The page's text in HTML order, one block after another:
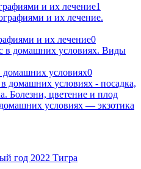
и их лечение1
и их лечение0
условиях0
условиях — экзотика
год 2022 Тигра